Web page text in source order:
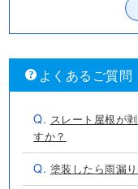
よくあるご質問
Q. スレート屋根が
すか？
Q. 塗装したら雨漏